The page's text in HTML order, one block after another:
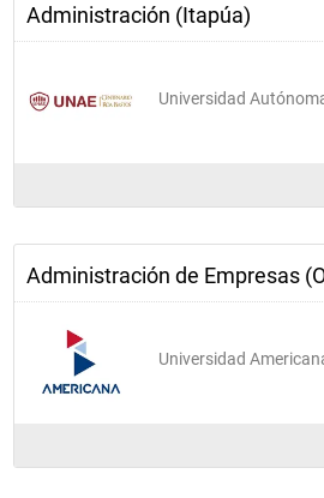
Política y estrategia de empresas
Decisiones financieras a largo plazo
Administración (Itapúa)
Universidad
Administración de Empresas
Universidad